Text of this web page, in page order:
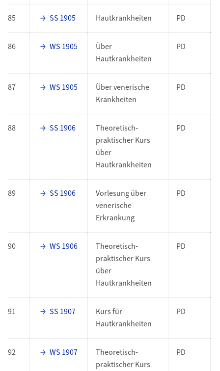
85 SS 1905 Hautkrankheiten PD
86 WS 1905
Über
Hautkrankheiten
PD
87 WS 1905
Über venerische
Krankheiten
PD
88 SS 1906
Theoretisch-
praktischer Kurs
über
Hautkrankheiten
PD
89 SS 1906
Vorlesung über
venerische
Erkrankung
PD
90 WS 1906
Theoretisch-
praktischer Kurs
über
Hautkrankheiten
PD
91 SS 1907
Kurs für
Hautkrankheiten
PD
92 WS 1907
Theoretisch-
praktischer Kurs
PD